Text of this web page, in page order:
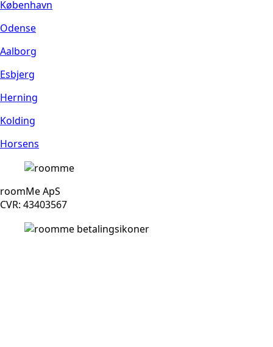
København
Odense
Aalborg
Esbjerg
Herning
Kolding
Horsens
roomMe ApS
CVR: 43403567